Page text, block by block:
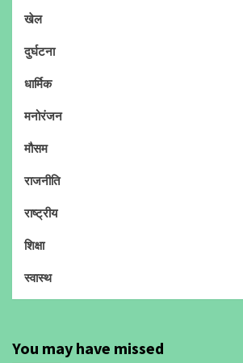
खेल
दुर्घटना
धार्मिक
मनोरंजन
मौसम
राजनीति
राष्ट्रीय
शिक्षा
स्वास्थ
You may have missed